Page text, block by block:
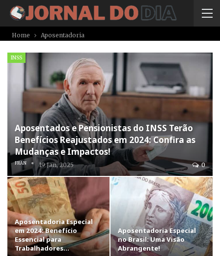
Home Aposentadoria
INSS
Aposentados e Pensionistas do INSS Terão
Benefícios Reajustados em 2024: Confira as
Mudanças e Impactos!
FRAN 19 Jan, 2025 0
Aposentadoria Especial
em 2024: Benefício
Essencial para
Trabalhadores…
Aposentadoria Especial
no Brasil: Uma Visão
Abrangente!